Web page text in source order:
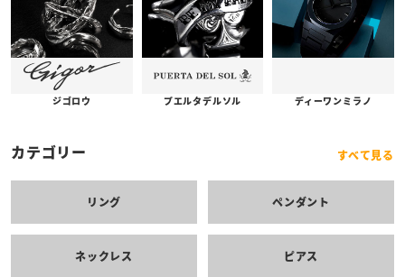
ジゴロウ プエルタデルソル ディーワンミラノ
カテゴリー すべて見る
リング ペンダント
ネックレス ピアス